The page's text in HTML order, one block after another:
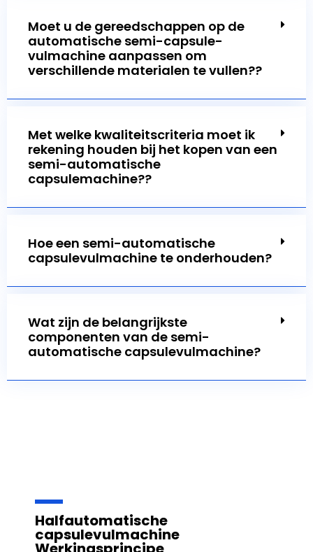
Moet u de gereedschappen op de
automatische semi-capsule-
vulmachine aanpassen om
Met welke kwaliteitscriteria moet ik
rekening houden bij het kopen van een
semi-automatische
Hoe een semi-automatische
Wat zijn de belangrijkste
componenten van de semi-
Halfautomatische